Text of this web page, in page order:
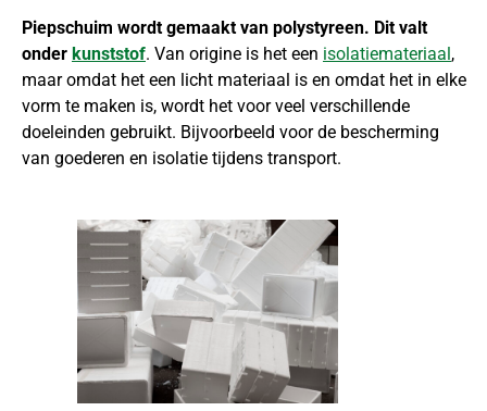
Piepschuim wordt gemaakt van polystyreen. Dit valt
onder kunststof. Van origine is het een isolatiemateriaal ,
maar omdat het een licht materiaal is en omdat het in elke
vorm te maken is, wordt het voor veel verschillende
doeleinden gebruikt. Bijvoorbeeld voor de bescherming
van goederen en isolatie tijdens transport.